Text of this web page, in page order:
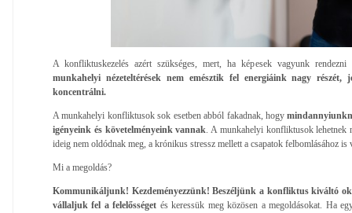
A konfliktuskezelés azért szükséges, mert, ha képesek vagyunk rendezni
munkahelyi nézeteltérések nem emésztik fel energiáink nagy
koncentrálni.
A munkahelyi konfliktusok sok esetben abból fakadnak, hogy
igényeink és követelményeink vannak . A munkahelyi konfliktusok
ideig nem oldódnak meg, a krónikus stressz mellett a csapatok felbomlásához is
Mi a megoldás?
Kommunikáljunk! Kezdeményezzünk! Beszéljünk a konfliktus kiváltó
vállaljuk fel a felelősséget és keressük meg közösen a megoldásokat. Ha